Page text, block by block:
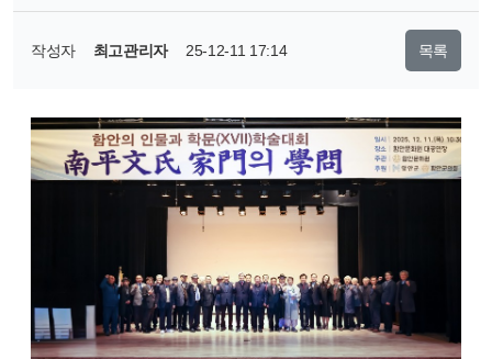
작성자 최고관리자 25-12-11 17:14 목록